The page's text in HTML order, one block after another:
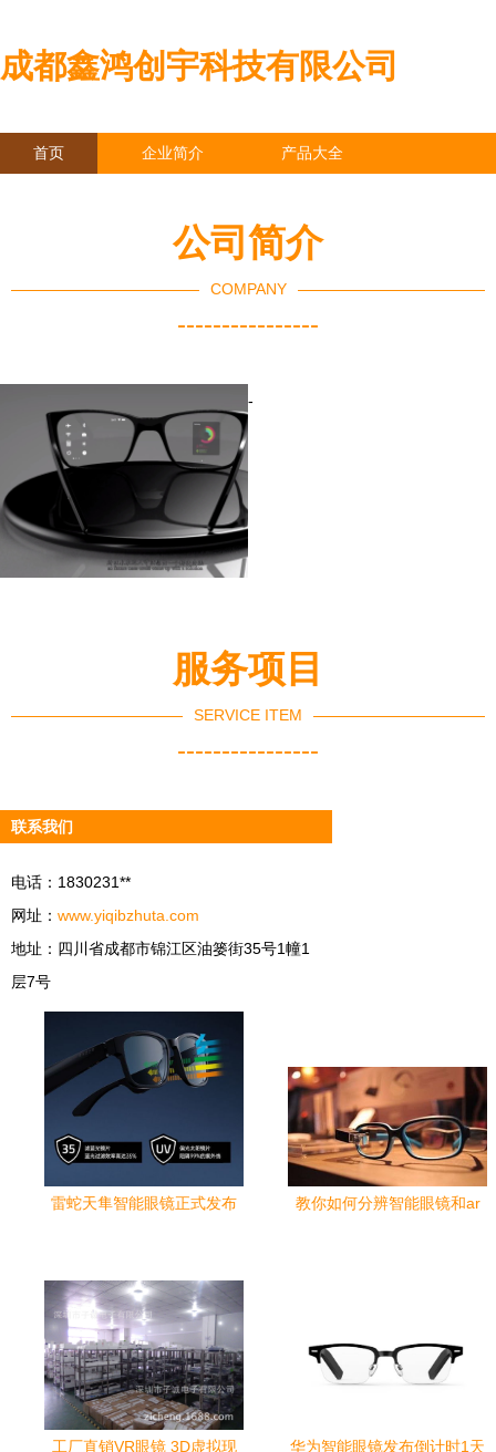
成都鑫鸿创宇科技有限公司
首页 企业简介 产品大全
公司简介
COMPANY
----------------
-
服务项目
SERVICE ITEM
----------------
联系我们
电话：1830231**
网址： www.yiqibzhuta.com
地址：四川省成都市锦江区油篓街35号1幢1
层7号
雷蛇天隼智能眼镜正式发布
教你如何分辨智能眼镜和ar
工厂直销VR眼镜 3D虚拟现
华为智能眼镜发布倒计时1天